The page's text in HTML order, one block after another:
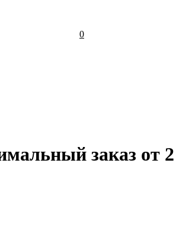
0
заказ от